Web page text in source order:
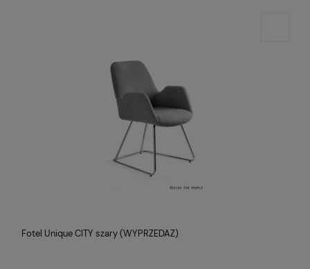
Fotel Unique CITY szary (WYPRZEDAŻ)